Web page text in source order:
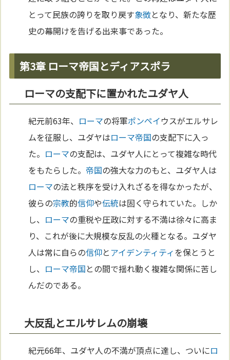
とって民族の誇りを取り戻す象徴となり、新たな歴
史の幕開けを告げる出来事であった。
第3章 ローマ帝国とディアスポラ
ローマの支配下に置かれたユダヤ人
紀元前63年、 ローマの将軍ポンペイウスがエルサレ
ムを征服し、ユダヤはローマ帝国の支配下に入っ
た。 ローマの支配は、ユダヤ人にとって複雑な時代
をもたらした。 帝国の強大な力のもと、ユダヤ人は
ローマの法と秩序を受け入れざるを得なかったが、
彼らの宗教的信仰や伝統は固く守られていた。しか
し、 ローマの重税や圧政に対する不満は徐々に高ま
り、これが後に大規模な反乱の火種となる。ユダヤ
人は常に自らの信仰とアイデンティティを保とうと
し、 ローマ帝国との間で揺れ動く複雑な関係に苦し
んだのである。
大反乱とエルサレムの崩壊
紀元66年、ユダヤ人の不満が頂点に達し、ついにロ